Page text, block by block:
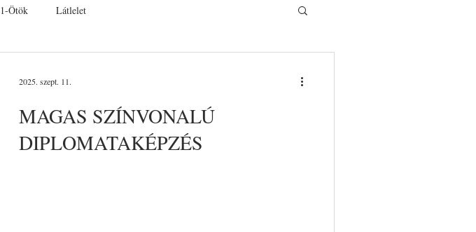
Ötök Látlelet
MAGAS SZÍNVONALÚ
DIPLOMATAKÉPZÉS
2025. szept. 11.